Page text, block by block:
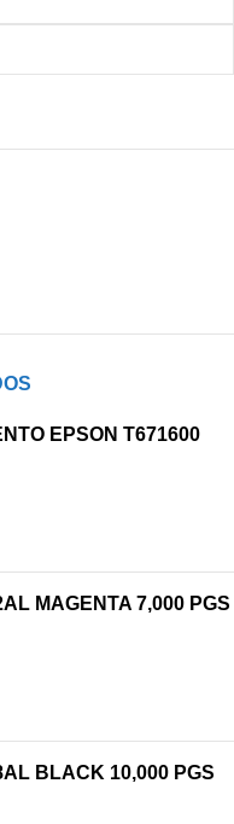
EPSON T671600
MAGENTA 7,000 PGS
BLACK 10,000 PGS